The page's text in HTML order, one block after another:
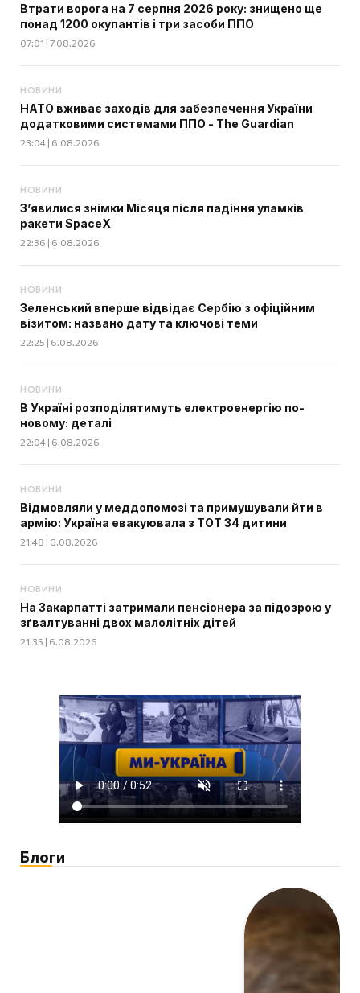
Втрати ворога на 7 серпня 2026 року: знищено ще
понад 1200 окупантів і три засоби ППО
07:01 | 7.08.2026
НОВИНИ
НАТО вживає заходів для забезпечення України
додатковими системами ППО - The Guardian
23:04 | 6.08.2026
НОВИНИ
З’явилися знімки Місяця після падіння уламків
ракети SpaceX
22:36 | 6.08.2026
НОВИНИ
Зеленський вперше відвідає Сербію з офіційним
візитом: названо дату та ключові теми
22:25 | 6.08.2026
НОВИНИ
В Україні розподілятимуть електроенергію по-
новому: деталі
22:04 | 6.08.2026
НОВИНИ
Відмовляли у меддопомозі та примушували йти в
армію: Україна евакуювала з ТОТ 34 дитини
21:48 | 6.08.2026
НОВИНИ
На Закарпатті затримали пенсіонера за підозрою у
зґвалтуванні двох малолітніх дітей
21:35 | 6.08.2026
Блоги